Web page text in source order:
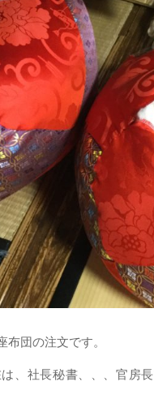
団の注文です。
、社長秘書、、、官房